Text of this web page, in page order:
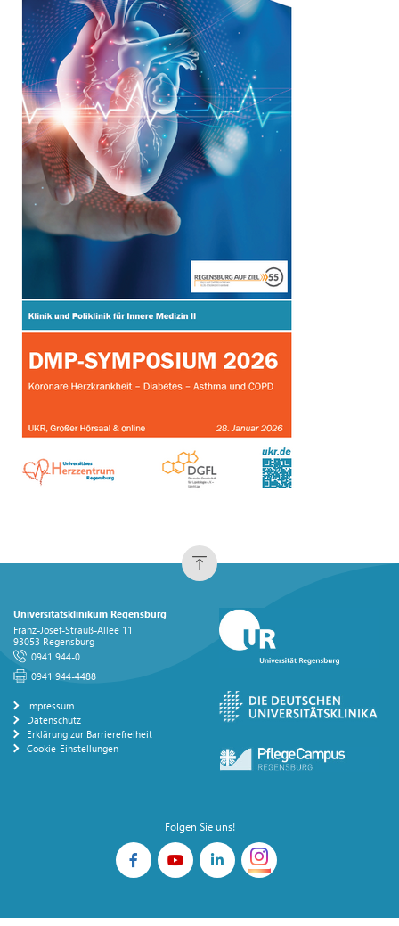
Universitätsklinikum Regensburg
Franz-Josef-Strauß-Allee 11
93053 Regensburg
0941 944-0
0941 944-4488
Impressum
Datenschutz
Erklärung zur Barrierefreiheit
Cookie-Einstellungen
Folgen Sie uns!